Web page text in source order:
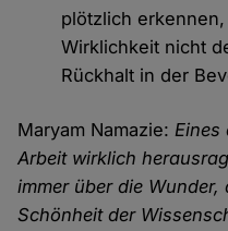
plötzlich
Wirklichkeit nicht
Rückhalt in der
Maryam Namazie:Eines
Arbeit wirklich
immer über die Wunder,
Schönheit der